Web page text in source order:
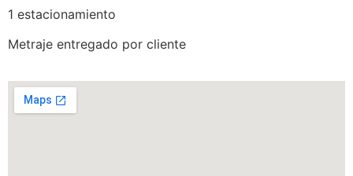
1 estacionamiento
Metraje entregado por cliente